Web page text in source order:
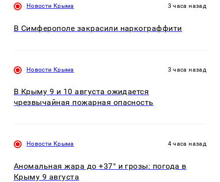
Новости Крыма 3 часа назад
В Симферополе закрасили наркограффити
Новости Крыма 3 часа назад
В Крыму 9 и 10 августа ожидается
чрезвычайная пожарная опасность
Новости Крыма 4 часа назад
Аномальная жара до +37° и грозы: погода в
Крыму 9 августа